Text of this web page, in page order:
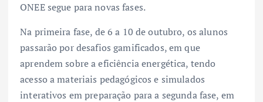
ONEE segue para novas fases.
Na primeira fase, de 6 a 10 de outubro, os alunos
passarão por desafios gamificados, em que
aprendem sobre a eficiência energética, tendo
acesso a materiais pedagógicos e simulados
interativos em preparação para a segunda fase, em